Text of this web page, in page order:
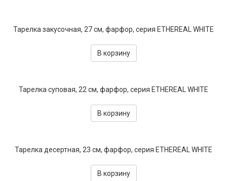
Тарелка закусочная, 27 см, фарфор, серия ETHEREAL WHITE
В корзину
Тарелка суповая, 22 см, фарфор, серия ETHEREAL WHITE
В корзину
Тарелка десертная, 23 см, фарфор, серия ETHEREAL WHITE
В корзину